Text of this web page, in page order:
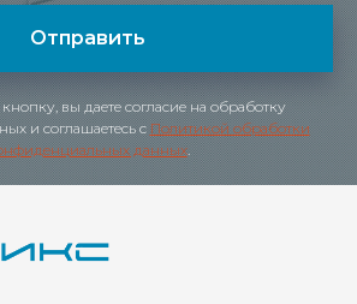
Отправить
вы даете согласие на обработку
и соглашаетесь c Политикой обработки
данных.